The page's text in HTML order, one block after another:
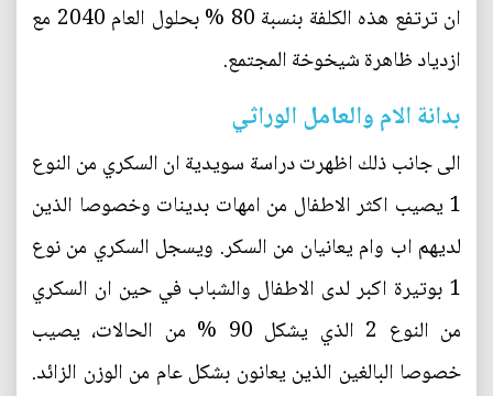
ان ترتفع هذه الكلفة بنسبة 80 % بحلول العام 2040 مع
ازدياد ظاهرة شيخوخة المجتمع.
بدانة الام والعامل الوراثي
الى جانب ذلك اظهرت دراسة سويدية ان السكري من النوع
1 يصيب اكثر الاطفال من امهات بدينات وخصوصا الذين
لديهم اب وام يعانيان من السكر. ويسجل السكري من نوع
1 بوتيرة اكبر لدى الاطفال والشباب في حين ان السكري
من النوع 2 الذي يشكل 90 % من الحالات، يصيب
خصوصا البالغين الذين يعانون بشكل عام من الوزن الزائد.